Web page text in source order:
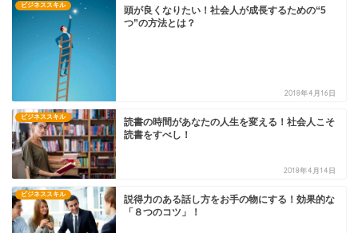
ビジネススキル
頭が良くなりたい！社会人が成長するための“5
つ”の方法とは？
2018年4月16日
ビジネススキル
読書の時間があなたの人生を変える！社会人こそ
読書をすべし！
2018年4月14日
ビジネススキル
説得力のある話し方をお手の物にする！効果的な
「８つのコツ」！